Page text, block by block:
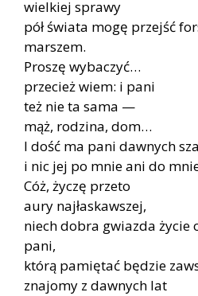
wielkiej sprawy
pół świata mogę przejść
marszem.
Proszę wybaczyć…
przecież wiem: i pani
też nie ta sama —
mąż, rodzina, dom…
I dość ma pani dawnych
i nic jej po mnie ani do
Cóż, życzę przeto
aury najłaskawszej,
niech dobra gwiazda życie
pani,
którą pamiętać będzie
znajomy z dawnych lat